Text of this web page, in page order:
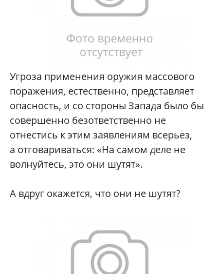
Угроза применения оружия массового
поражения, естественно, представляет
опасность, и со стороны Запада было бы
совершенно безответственно не
отнестись к этим заявлениям всерьез,
а отговариваться: «На самом деле не
волнуйтесь, это они шутят».
А вдруг окажется, что они не шутят?